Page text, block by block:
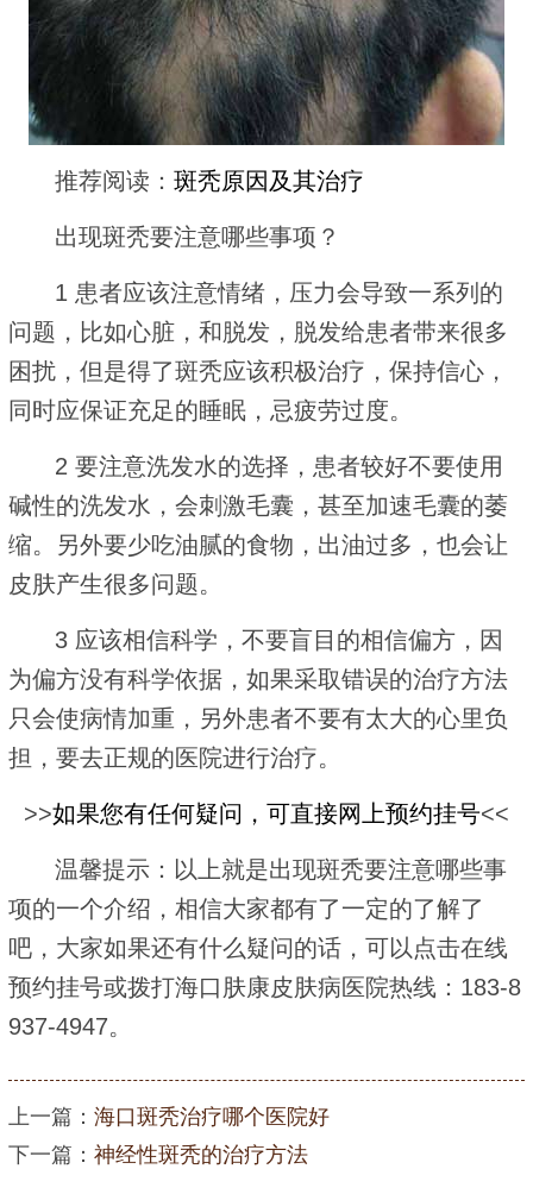
推荐阅读：斑秃原因及其治疗
出现斑秃要注意哪些事项？
1 患者应该注意情绪，压力会导致一系列的
问题，比如心脏，和脱发，脱发给患者带来很多
困扰，但是得了斑秃应该积极治疗，保持信心，
同时应保证充足的睡眠，忌疲劳过度。
2 要注意洗发水的选择，患者较好不要使用
碱性的洗发水，会刺激毛囊，甚至加速毛囊的萎
缩。另外要少吃油腻的食物，出油过多，也会让
皮肤产生很多问题。
3 应该相信科学，不要盲目的相信偏方，因
为偏方没有科学依据，如果采取错误的治疗方法
只会使病情加重，另外患者不要有太大的心里负
担，要去正规的医院进行治疗。
>>如果您有任何疑问，可直接网上预约挂号<<
温馨提示：以上就是出现斑秃要注意哪些事
项的一个介绍，相信大家都有了一定的了解了
吧，大家如果还有什么疑问的话，可以点击在线
预约挂号或拨打海口肤康皮肤病医院热线：183-8
937-4947。
上一篇： 海口斑秃治疗哪个医院好
下一篇： 神经性斑秃的治疗方法